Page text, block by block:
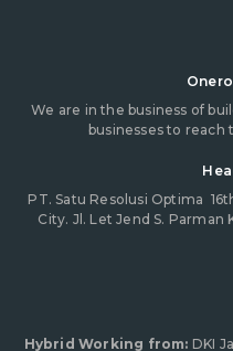
We are in the business of
businesses to
PT. Satu Resolusi Optima
City. Jl. Let Jend S. Parman
Hybrid Working from: DKI